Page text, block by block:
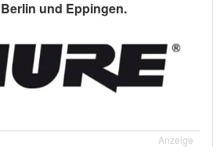
und Eppingen.
Anzeige